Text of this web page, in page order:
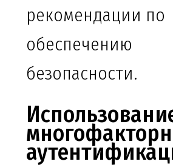
рекомендации по
обеспечению
безопасности.